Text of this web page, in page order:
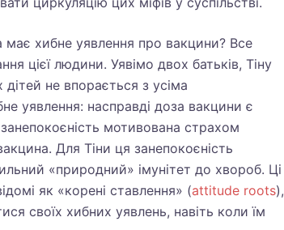
хибне уявлення про вакцини? Все
цієї людини. Уявімо двох батьків, Тіну
не впорається з усіма
уявлення: насправді доза вакцини є
мотивована страхом
Для Тіни ця занепокоєність
«природний» імунітет до хвороб. Ці
як «корені ставлення» (attitude roots),
своїх хибних уявлень, навіть коли їм